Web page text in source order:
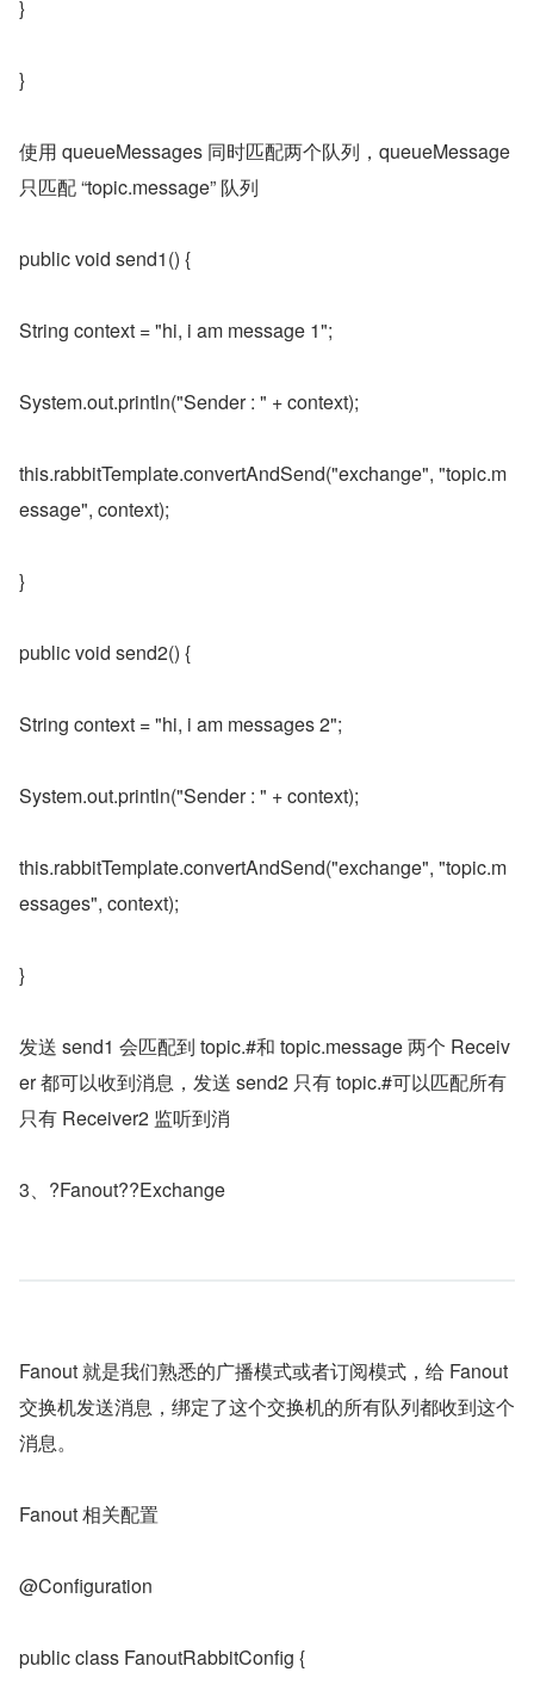
}
}
使用 queueMessages 同时匹配两个队列，queueMessage
只匹配 “topic.message” 队列
public void send1() {
String context = "hi, i am message 1";
System.out.println("Sender : " + context);
this.rabbitTemplate.convertAndSend("exchange", "topic.m
essage", context);
}
public void send2() {
String context = "hi, i am messages 2";
System.out.println("Sender : " + context);
this.rabbitTemplate.convertAndSend("exchange", "topic.m
essages", context);
}
发送 send1 会匹配到 topic.#和 topic.message 两个 Receiv
er 都可以收到消息，发送 send2 只有 topic.#可以匹配所有
只有 Receiver2 监听到消
3、?Fanout??Exchange
Fanout 就是我们熟悉的广播模式或者订阅模式，给 Fanout
交换机发送消息，绑定了这个交换机的所有队列都收到这个
消息。
Fanout 相关配置
@Configuration
public class FanoutRabbitConfig {